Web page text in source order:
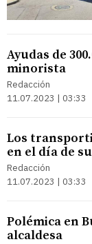
Ayudas de
minorista
Redacción
11.07.2023 | 03:33
Los
en el día de
Redacción
11.07.2023 | 03:33
Polémica en
alcaldesa